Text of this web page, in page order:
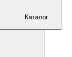
Каталог